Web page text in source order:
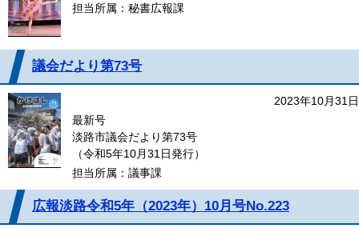
担当所属：秘書広報課
議会だより第73号
2023年10月31日
最新号
淡路市議会だより第73号
（令和5年10月31日発行）
担当所属：議事課
広報淡路令和5年（2023年）10月号No.223